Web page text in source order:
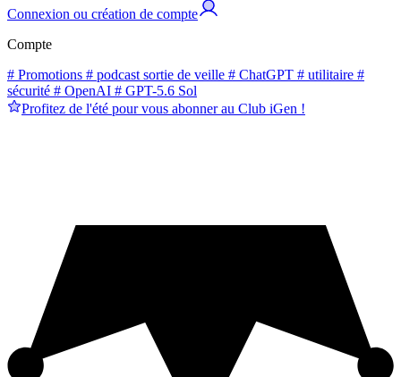
Connexion ou création de compte
Compte
# Promotions # podcast sortie de veille # ChatGPT # utilitaire #
sécurité # OpenAI # GPT-5.6 Sol
Profitez de l'été pour vous abonner au Club iGen !